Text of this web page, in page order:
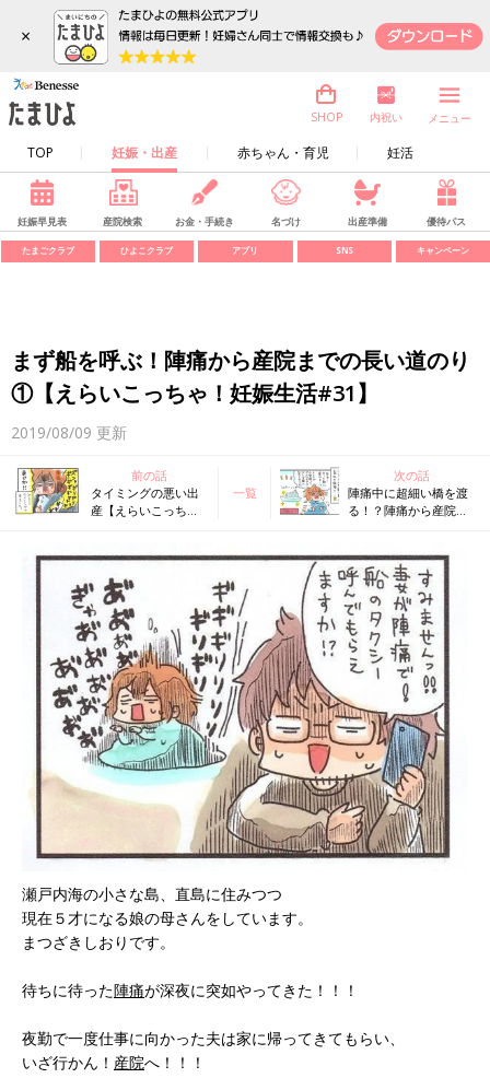
×
TOP 妊娠・出産 赤ちゃん・育児 妊活
SHOP 内祝い メニュー
妊娠早見表 産院検索 お金・手続き 名づけ 出産準備 優待パス
たまごクラブ ひよこクラブ アプリ SNS キャンペーン
まず船を呼ぶ！陣痛から産院までの長い道のり
①【えらいこっちゃ！妊娠生活#31】
2019/08/09 更新
前の話
タイミングの悪い出
産【えらいこっち
一覧
次の話
陣痛中に超細い橋を渡
る！？陣痛から産院ま
活#32】
瀬戸内海の小さな島、直島に住みつつ
現在５才になる娘の母さんをしています。
まつざきしおりです。
待ちに待った陣痛が深夜に突如やってきた！！！
夜勤で一度仕事に向かった夫は家に帰ってきてもらい、
いざ行かん！ 産院へ！！！